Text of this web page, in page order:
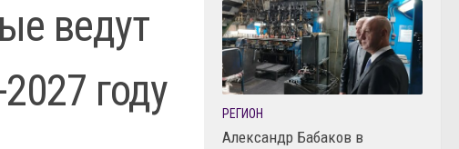
ведут
году
РЕГИОН
Александр Бабаков в